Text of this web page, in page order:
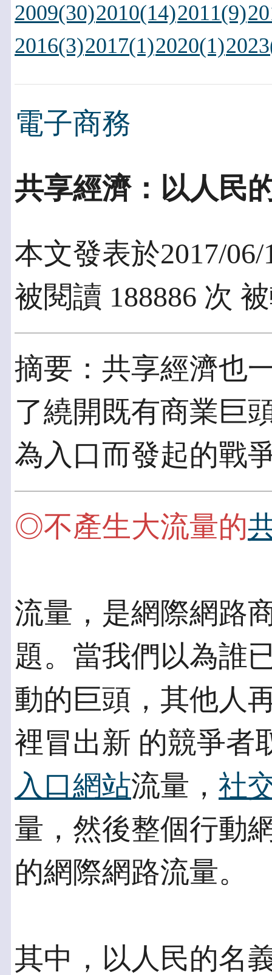
2009(30)2010(14)2011(9)
2016(3)2017(1)2020(1)
電子商務
共享經濟：以人民
本文發表於2017/06/
被閱讀 188886 次
摘要：共享經濟也
了繞開既有商業巨
為入口而發起的戰
◎不產生大流量的
流量，是網際網路
題。當我們以為誰
動的巨頭，其他人
裡冒出新 的競爭者
入口網站流量， 社
量，然後整個行動
的網際網路流量。
其中，以人民的名